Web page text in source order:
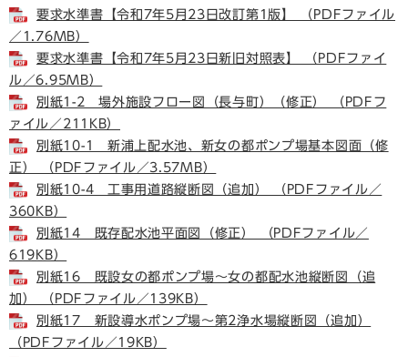
要求水準書【令和7年5月23日改訂第1版】 （PDFファイル
／1.76MB）
要求水準書【令和7年5月23日新旧対照表】 （PDFファイ
ル／6.95MB）
別紙1-2 場外施設フロー図（長与町）（修正） （PDFフ
ァイル／211KB）
別紙10-1 新浦上配水池、新女の都ポンプ場基本図面（修
正） （PDFファイル／3.57MB）
別紙10-4 工事用道路縦断図（追加） （PDFファイル／
360KB）
別紙14 既存配水池平面図（修正） （PDFファイル／
619KB）
別紙16 既設女の都ポンプ場～女の都配水池縦断図（追
加） （PDFファイル／139KB）
別紙17 新設導水ポンプ場～第2浄水場縦断図（追加）
（PDFファイル／19KB）